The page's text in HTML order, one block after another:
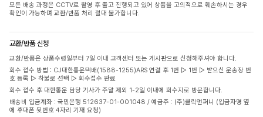
모든 배송 과정은 CCTV로 촬영 후 출고 진행되고 있어 상품을 고의적으로 훼손하시는 경우
확인이 가능하며 교환/반품 처리 절대 불가합니다.
교환/반품 신청
교환/반품은 상품수령일부터 7일 이내 고객센터 또는 게시판으로 신청해주셔야 합니다.
회수 접수 방법 : CJ대한통운택배(1588-1255)ARS 연결 후 1번 ▷ 1번 ▷ 받으신 운송장 번
호 등록 ▷ 착불로 선택 ▷ 회수접수 완료
회수 접수 후 대한통운 담당 기사가 주말 제외 1-2일 이내에 회수지로 방문합니다.
배송비 입금계좌 : 국민은행 512637-01-001048 / 예금주 : (주)클릭앤퍼니 (입금자명 옆
에 휴대폰 뒷번호 4자리 기재 요청)